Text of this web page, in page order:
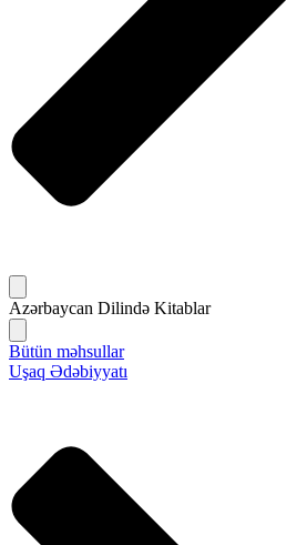
Azərbaycan Dilində Kitablar
Bütün məhsullar
Uşaq Ədəbiyyatı